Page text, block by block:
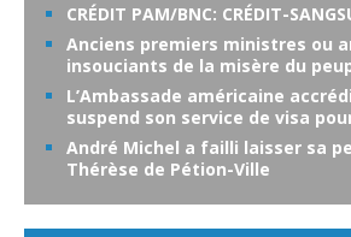
CRÉDIT PAM/BNC: CRÉDIT-
Anciens premiers ministres ou
insouciants de la misère du
L’Ambassade américaine
suspend son service de visa
André Michel a failli laisser sa
Thérèse de Pétion-Ville